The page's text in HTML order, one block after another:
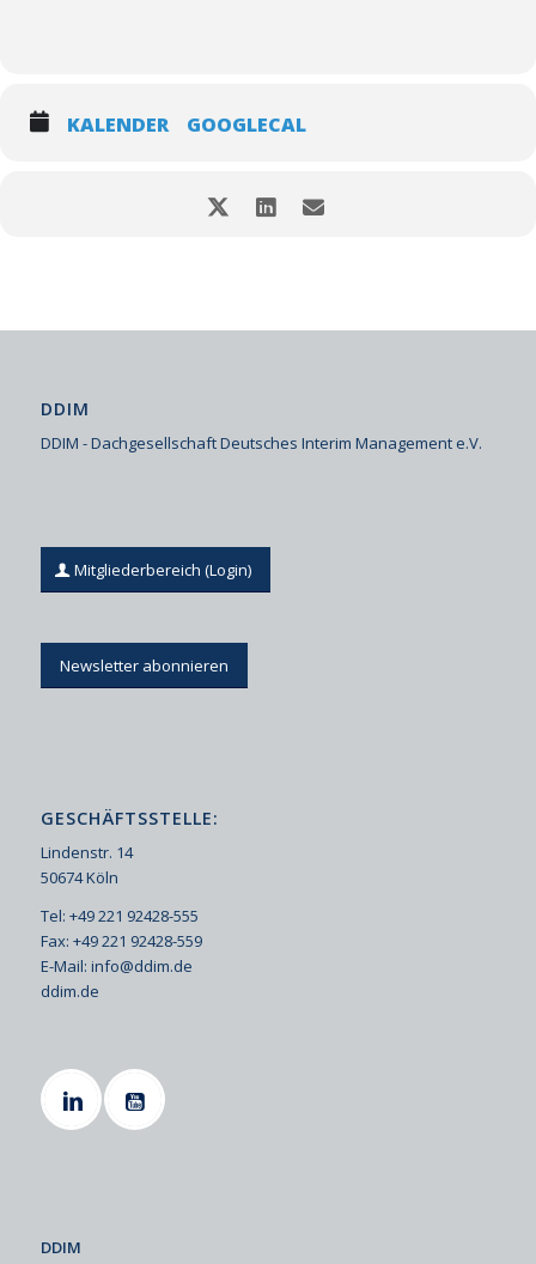
KALENDER GOOGLECAL
DDIM
DDIM - Dachgesellschaft Deutsches Interim Management e.V.
Mitgliederbereich (Login)
Newsletter abonnieren
GESCHÄFTSSTELLE:
Lindenstr. 14
50674 Köln
Tel: +49 221 92428-555
Fax: +49 221 92428-559
E-Mail: info@ddim.de
ddim.de
DDIM